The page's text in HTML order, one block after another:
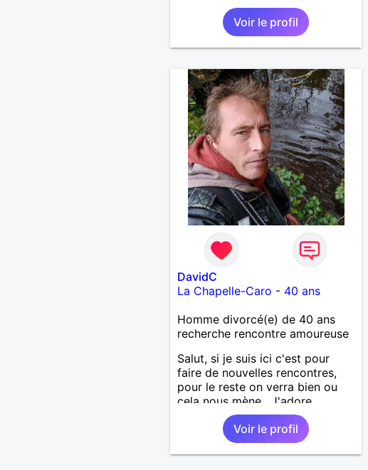
Voir le profil
DavidC
La Chapelle-Caro - 40 ans
Homme divorcé(e) de 40 ans
recherche rencontre amoureuse
Salut, si je suis ici c'est pour
faire de nouvelles rencontres,
pour le reste on verra bien ou
cela nous mène . J'adore
découvrir de nouvelles choses ,
alors si vous voulez m'initier à
l'une de vos activités je suis
partant.
Voir le profil